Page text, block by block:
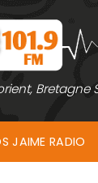
Bretagne
JAIME RADIO